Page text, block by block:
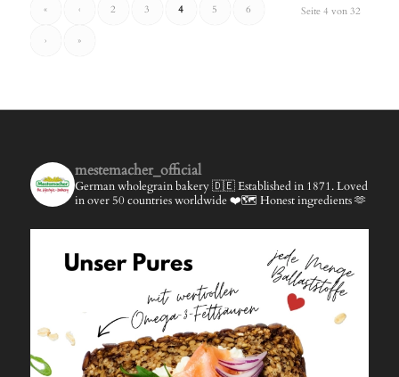
Seite 4 von 32
« ‹ 2 3 4 5 6
› »
mestemacher_official
German wholegrain bakery 🇩🇪Established in 1871.Loved
in over 50 countries worldwide ❤️🗺️ Honest ingredients 🫶